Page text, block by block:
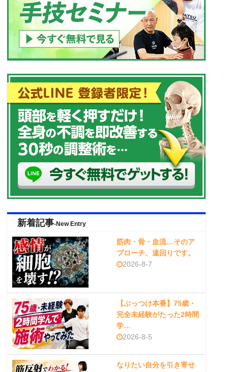
新着記事-New Entry
筋肉・骨・血流…そのア
プローチ、遠回りです。
2026-8-7
【ぶっつけ本番】75歳・
完全未経験がたった2時間
学…
2026-8-5
なりたい自分を引き寄せ